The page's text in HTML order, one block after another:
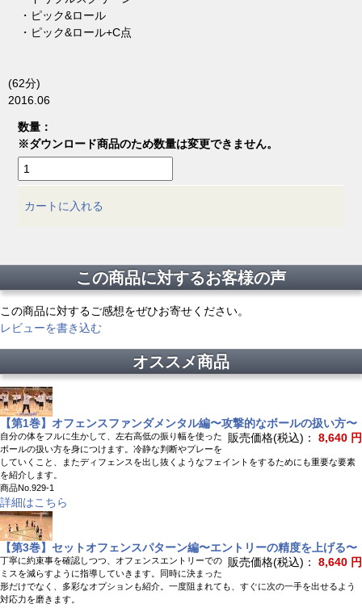
・ピック&ロール
・ピック&ロール+C点
(62分)
2016.06
数量：
※ダウンロード商品のため数量は変更できません。
カートに入れる
この商品に対するお客様の声
この商品に対するご感想をぜひお寄せください。
レビューを書き込む
オススメ商品
【第1巻】オフェンスファンダメンタル編〜攻撃的なボールの扱い方〜
販売価格(税込)：
8,640 円
自分の体をフルに生かして、左右高低の振り幅を使った
ボールの扱い方を身につけます。冷静な判断やプレーを
していくこと、またディフェンスを出し抜くようなフェイントをするためにも重要な要素
を紹介します。
商品No.929-1
詳細はこちら
【第3巻】セットオフェンスパターン編〜エントリーの精度を上げる〜
販売価格(税込)：
8,640 円
丁寧に約束事を確認しつつ、オフェンスエントリーでの
ミスを減らすように指導していきます。同時に決まった
形だけでなく、多彩なオプションも紹介。一度阻まれても、すぐに次の一手を出せるよう
対応力を磨きます。